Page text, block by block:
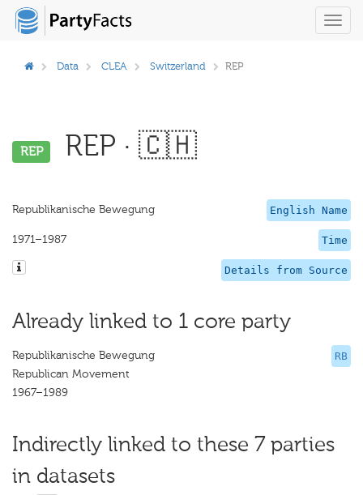
Data CLEA Switzerland REP
REP REP · 🇨🇭
English Name
Republikanische Bewegung
Time
1971–1987
Details from Source
Already linked to 1 core party
RB
Republikanische Bewegung
Republican Movement
1967–1989
Indirectly linked to these 7 parties
in datasets